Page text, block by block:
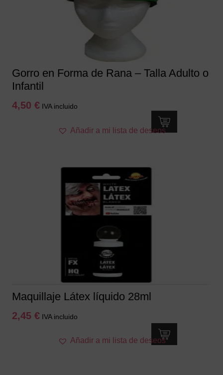
Gorro en Forma de Rana – Talla Adulto o
Infantil
4,50 € IVA incluido
Añadir a mi lista de deseos
Maquillaje Látex líquido 28ml
2,45 € IVA incluido
Añadir a mi lista de deseos